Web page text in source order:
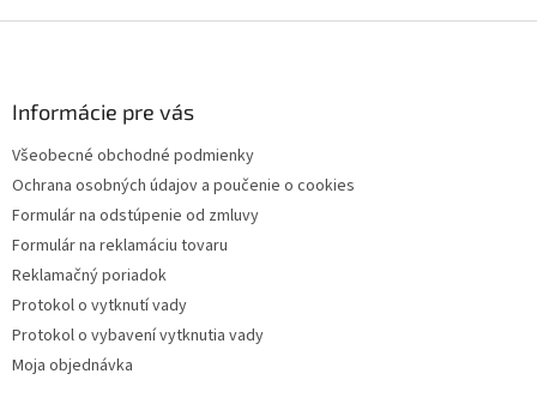
Informácie pre vás
Všeobecné obchodné podmienky
Ochrana osobných údajov a poučenie o cookies
Formulár na odstúpenie od zmluvy
Formulár na reklamáciu tovaru
Reklamačný poriadok
Protokol o vytknutí vady
Protokol o vybavení vytknutia vady
Moja objednávka